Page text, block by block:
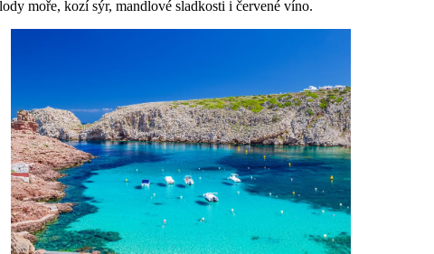
moře, kozí sýr, mandlové sladkosti i červené víno.